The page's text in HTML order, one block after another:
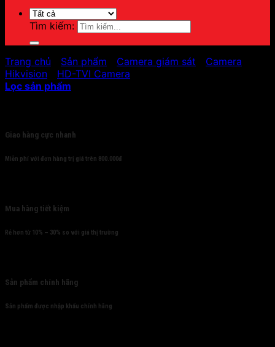
Tìm kiếm:
Trang chủ Sản phẩm Camera giám sát
Camera
Hikvision
HD-TVI Camera
Lọc sản phẩm
Giao hàng cực nhanh
Miễn phí với đơn hàng trị giá trên 800.000đ
Mua hàng tiết kiệm
Rẻ hơn từ 10% – 30% so với giá thị trường
Sản phẩm chính hãng
Sản phẩm được nhập khẩu chính hãng